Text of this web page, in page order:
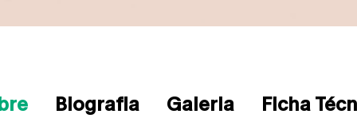
Biografia Galeria Ficha